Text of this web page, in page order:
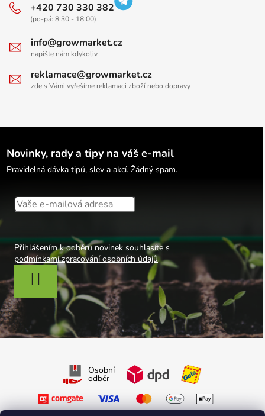
+420 730 330 382
(po-pá: 8:30 - 18:00)
info@growmarket.cz
napište nám kdykoliv
reklamace@growmarket.cz
zde s Vámi vyřešíme reklamaci zboží nebo dopravy
Novinky, rady a tipy na váš e-mail
Pravidelná dávka tipů, slev a akcí. Žádný spam.
Přihlášením k odběru novinek souhlasíte s
podmínkami zpracování osobních údajů
PŘIHLÁSIT SE
Osobní
odběr